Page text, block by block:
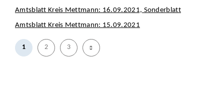
Amtsblatt Kreis Mettmann: 16.09.2021, Sonderblatt
Amtsblatt Kreis Mettmann: 15.09.2021
1 2 3